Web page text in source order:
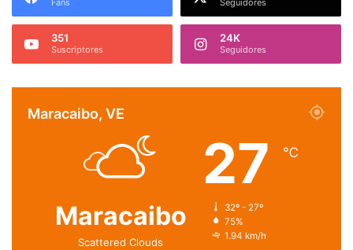
Fans Seguidores
351
Suscriptores
24K
Seguidores
Maracaibo, VE
Maracaibo
Scattered Clouds
27 ℃
32º - 27º
75%
1.94 km/h